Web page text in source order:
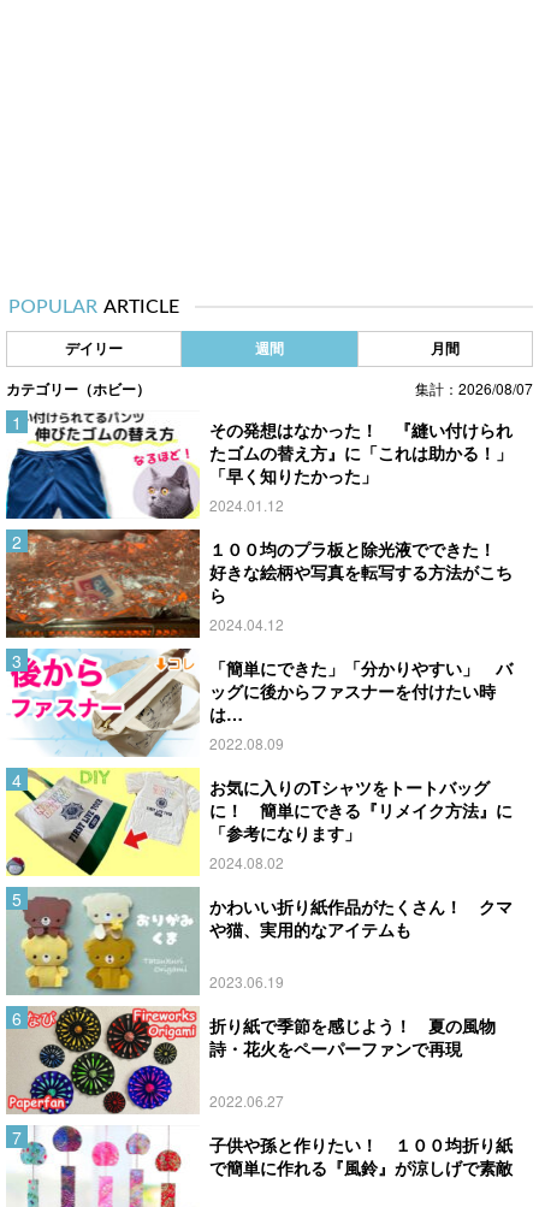
POPULAR ARTICLE
デイリー 週間 月間
カテゴリー（ホビー） 集計：2026/08/07
その発想はなかった！ 『縫い付けられ
たゴムの替え方』に「これは助かる！」
「早く知りたかった」
2024.01.12
１００均のプラ板と除光液でできた！
好きな絵柄や写真を転写する方法がこち
ら
2024.04.12
「簡単にできた」「分かりやすい」 バ
ッグに後からファスナーを付けたい時
は…
2022.08.09
お気に入りのTシャツをトートバッグ
に！ 簡単にできる『リメイク方法』に
「参考になります」
2024.08.02
かわいい折り紙作品がたくさん！ クマ
や猫、実用的なアイテムも
2023.06.19
折り紙で季節を感じよう！ 夏の風物
詩・花火をペーパーファンで再現
2022.06.27
子供や孫と作りたい！ １００均折り紙
で簡単に作れる『風鈴』が涼しげで素敵